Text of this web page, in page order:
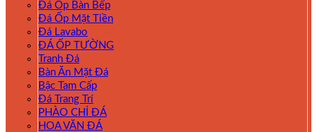
Đá Ốp Bàn Bếp
Đá Ốp Mặt Tiền
Đá Lavabo
ĐÁ ỐP TƯỜNG
Tranh Đá
Bàn Ăn Mặt Đá
Bậc Tam Cấp
Đá Trang Trí
PHÀO CHỈ ĐÁ
HOA VĂN ĐÁ